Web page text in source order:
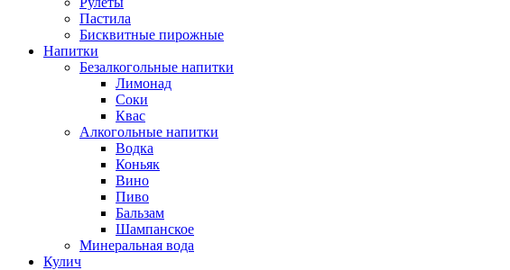
Пастила
Бисквитные пирожные
Напитки
Безалкогольные напитки
Лимонад
Соки
Квас
Алкогольные напитки
Водка
Коньяк
Вино
Пиво
Бальзам
Шампанское
Минеральная вода
Кулич